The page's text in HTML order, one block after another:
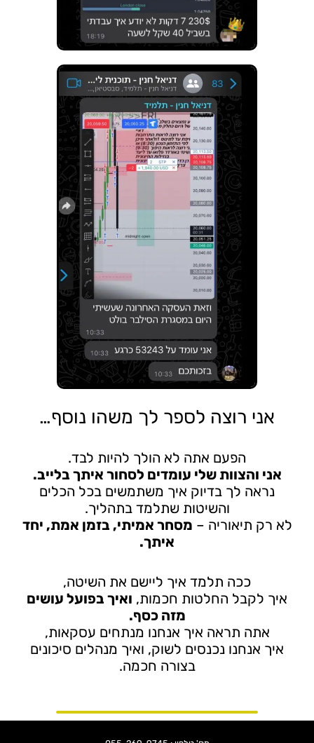
אני רוצה לספר לך משהו נוסף…
הפעם אתה לא הולך להיות לבד.
אני והצוות שלי עומדים לסחור איתך בלייב.
נראה לך בדיוק איך משתמשים בכל הכלים
והשיטות שתלמד בתהליך.
לא רק תיאוריה – מסחר אמיתי, בזמן אמת, יחד
איתך.
ככה תלמד איך ליישם את השיטה,
איך לקבל החלטות חכמות, ואיך בפועל עושים
מזה כסף.
אתה תראה איך אנחנו מנתחים עסקאות,
איך אנחנו נכנסים לשוק, ואיך מנהלים סיכונים
בצורה חכמה.